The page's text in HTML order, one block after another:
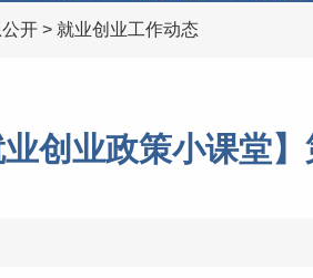
开 > 就业创业工作动态
业创业政策小课堂